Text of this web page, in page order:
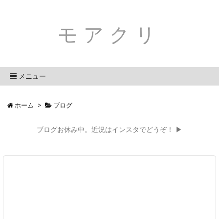
モアクリ
メニュー
ホーム > ブログ
ブログお休み中。近況はインスタでどうぞ！ ▶